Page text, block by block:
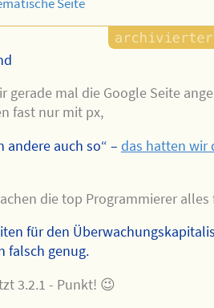
gerade mal die Google Seite
fast nur mit px,
andere auch so“ – das hatten wir
die top Programmierer alles
für den
falsch genug.
3.2.1 - Punkt! 😉